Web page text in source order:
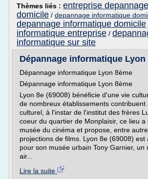
Thèmes liés : entreprise
domicile / depannage informatique
depannage informatique domicile
informatique entreprise /
informatique sur site
Dépannage informatique Lyon
Dépannage informatique Lyon 8ème
Dépannage informatique Lyon 8ème
Lyon 8e (69008) bénéficie d'une vie
de nombreux établissements contribuent
culturel, à l'instar de l'institut des frères
coeur du quartier de Monplaisir, ce lieu a
musée du cinéma et propose, entre
projections de films. Lyon 8e (69008) est
pour son musée urbain Tony Garnier, un
air...
Lire la suite